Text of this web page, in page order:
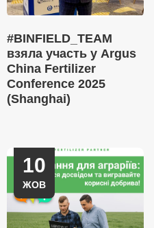
#BINFIELD_TEAM
взяла участь у Argus
China Fertilizer
Conference 2025
(Shanghai)
10
ЖОВ